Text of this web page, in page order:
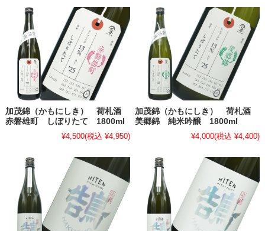
加茂錦（かもにしき） 荷札酒
赤磐雄町 しぼりたて 1800ml
¥4,500(税込 ¥4,950)
加茂錦（かもにしき） 荷札酒
美郷錦 純米吟醸 1800ml
¥4,000(税込 ¥4,400)